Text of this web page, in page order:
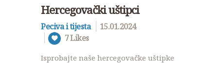
Hercegovački uštipci
Peciva i tijesta
15.01.2024
7Likes
Isprobajte naše hercegovačke uštipke